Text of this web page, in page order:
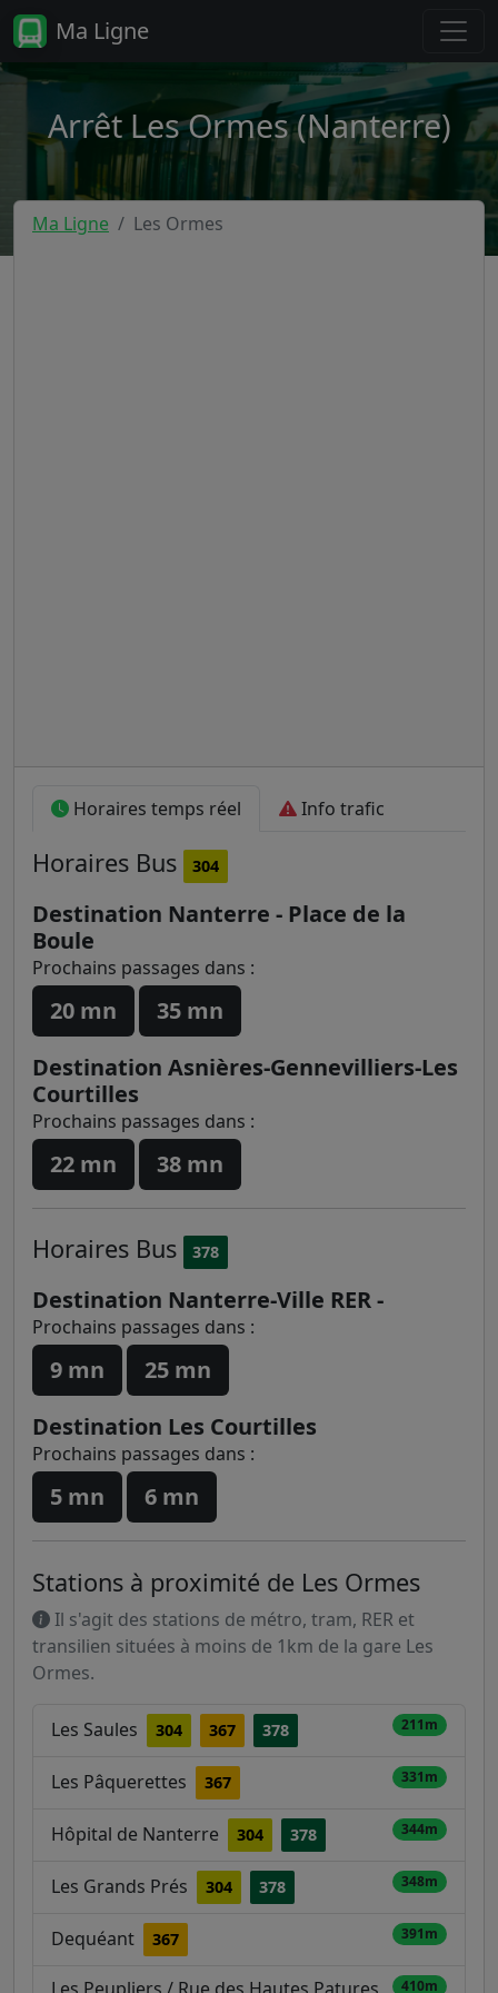
Ma Ligne
Arrêt Les Ormes (Nanterre)
Ma Ligne Les Ormes
Horaires temps réel Info trafic
Horaires Bus 304
Destination Nanterre - Place de la
Boule
Prochains passages dans :
20 mn
35 mn
Destination Asnières-Gennevilliers-Les
Courtilles
Prochains passages dans :
22 mn 38 mn
Horaires Bus 378
Destination Nanterre-Ville RER -
Prochains passages dans :
9 mn
25 mn
Destination Les Courtilles
Prochains passages dans :
5 mn 6 mn
Stations à proximité de Les Ormes
Il s'agit des stations de métro, tram, RER et
transilien situées à moins de 1km de la gare Les
Ormes.
Les Saules 304 367 378 211m
Les Pâquerettes 367 331m
Hôpital de Nanterre 304 378 344m
Les Grands Prés 304 378 348m
Dequéant 367 391m
410m